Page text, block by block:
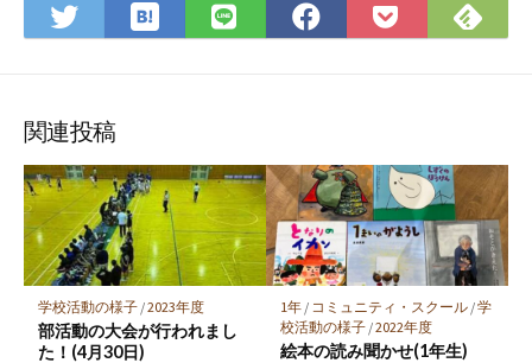
Twitter
で
ア
は
て
ク
マ
ー
ク
に
保
存
LINE
で
Facebook
で
Pocket
に
で
関連投稿
学校活動の様子/2023年度
部活動の大会が行われまし
た！(4月30日)
1年/ コミュニティ・スクール/学
校活動の様子/2022年度
絵本の読み聞かせ(1年生)